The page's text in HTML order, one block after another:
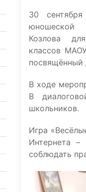
30
Козлова
классов
посвящённый
В ходе
В
школьников.
Игра
Интернета
соблюдать